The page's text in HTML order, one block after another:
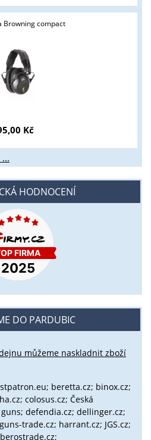
Browning compact
Kč
HODNOCENÍ
DO PARDUBIC
můžeme naskladnit zboží
beretta.cz; binox.cz;
colosus.cz; Česká
defendia.cz; dellinger.cz;
trade.cz; harrant.cz; JGS.cz;